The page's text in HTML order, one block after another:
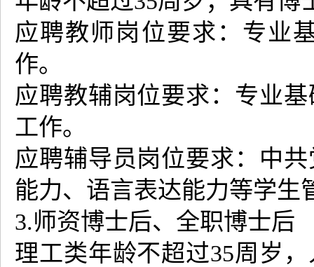
应聘教师岗位要求：专业
作。
应聘教辅岗位要求：专业
工作。
应聘辅导员岗位要求：中
能力、语言表达能力等学生
3.师资博士后、全职博士后
理工类年龄不超过35周岁